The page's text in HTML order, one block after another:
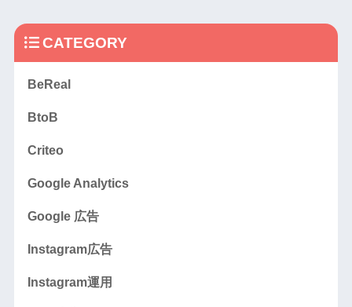
CATEGORY
BeReal
BtoB
Criteo
Google Analytics
Google 広告
Instagram広告
Instagram運用